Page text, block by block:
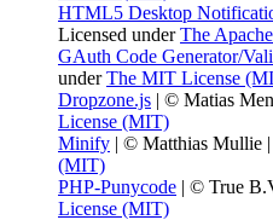
HTML5 Desktop
Licensed underThe
GAuth Code Generator/
underThe MIT License
Dropzone.js | © Matias
License (MIT)
Minify | © Matthias Mullie
(MIT)
PHP-Punycode | © True
License (MIT)